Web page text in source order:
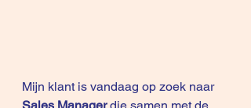
Mijn klant is vandaag op zoek naar